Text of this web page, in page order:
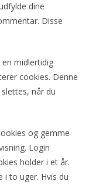
dine
Disse
midlertidig
cookies. Denne
når du
og gemme
Login
holder i et år.
i to uger. Hvis du